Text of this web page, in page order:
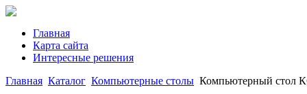
Главная
Карта сайта
Интересные решения
Главная Каталог Компьютерные столы Компьютерный стол